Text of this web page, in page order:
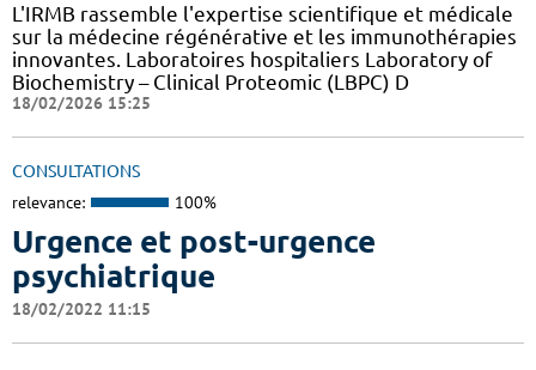
L'IRMB rassemble l'expertise scientifique et médicale
sur la médecine régénérative et les immunothérapies
innovantes. Laboratoires hospitaliers Laboratory of
Biochemistry – Clinical Proteomic (LBPC) D
18/02/2026 15:25
CONSULTATIONS
relevance: 100%
Urgence et post-urgence
psychiatrique
18/02/2022 11:15